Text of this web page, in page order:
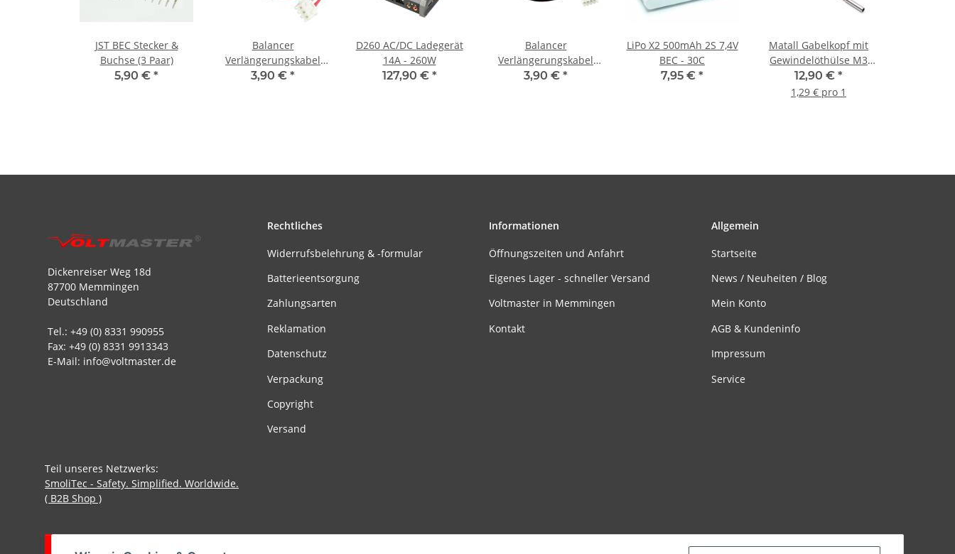
JST BEC Stecker &
Buchse (3 Paar)
5,90 € *
Balancer
Verlängerungskabel
30cm XH - 2S
3,90 € *
D260 AC/DC Ladegerät
14A - 260W
127,90 € *
Balancer
Verlängerungskabel
30cm XH - 3S
3,90 € *
LiPo X2 500mAh 2S 7,4V
BEC - 30C
7,95 € *
Matall Gabelkopf mit
Gewindelöthülse M3
(10 Stück)
12,90 € *
1,29 € pro 1
Dickenreiser Weg 18d
87700 Memmingen
Deutschland
Tel.: +49 (0) 8331 990955
Fax: +49 (0) 8331 9913343
E-Mail: info@voltmaster.de
Rechtliches
Widerrufsbelehrung & -formular
Batterieentsorgung
Zahlungsarten
Reklamation
Datenschutz
Verpackung
Copyright
Versand
Informationen
Öffnungszeiten und Anfahrt
Eigenes Lager - schneller Versand
Voltmaster in Memmingen
Kontakt
Allgemein
Startseite
News / Neuheiten / Blog
Mein Konto
AGB & Kundeninfo
Impressum
Service
Teil unseres Netzwerks:
SmoliTec - Safety. Simplified. Worldwide.
( B2B Shop )
Vertrag widerrufen